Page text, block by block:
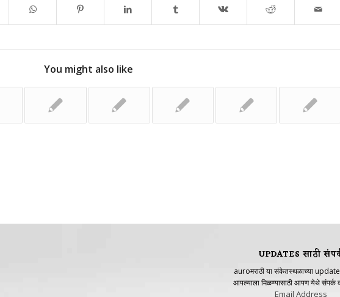
You might also like
UPDATES साठी
auroमराठी या संकेतस्थळाच्या
आपल्याला मिळण्यासाठी आपण येथे
Email Address